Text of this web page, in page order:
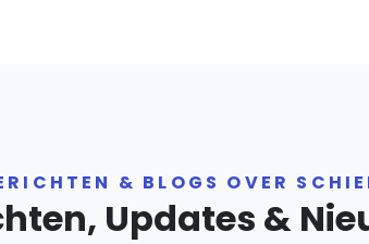
& BLOGS OVER
Updates &